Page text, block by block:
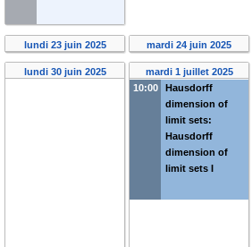
lundi 23 juin 2025 mardi 24 juin 2025
lundi 30 juin 2025
mardi 1 juillet 2025
10:00
Hausdorff
dimension of
limit sets:
Hausdorff
dimension of
limit sets I